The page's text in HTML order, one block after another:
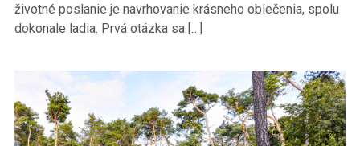
životné poslanie je navrhovanie krásneho oblečenia, spolu
dokonale ladia. Prvá otázka sa […]